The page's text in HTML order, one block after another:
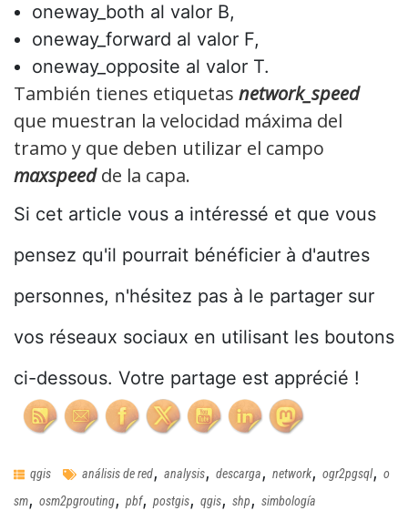
oneway_both al valor B,
oneway_forward al valor F,
oneway_opposite al valor T.
También tienes etiquetas network_speed
que muestran la velocidad máxima del
tramo y que deben utilizar el campo
maxspeedde la capa.
Si cet article vous a intéressé et que vous
pensez qu'il pourrait bénéficier à d'autres
personnes, n'hésitez pas à le partager sur
vos réseaux sociaux en utilisant les boutons
ci-dessous. Votre partage est apprécié !
qgis análisis de red, analysis, descarga, network, ogr2pgsql, o
sm, osm2pgrouting, pbf, postgis, qgis, shp, simbología